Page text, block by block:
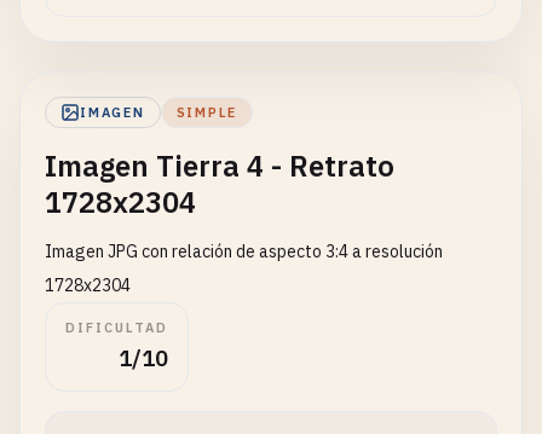
IMAGEN SIMPLE
Imagen Tierra 4 - Retrato
1728x2304
Imagen JPG con relación de aspecto 3:4 a resolución
1728x2304
DIFICULTAD
1/10